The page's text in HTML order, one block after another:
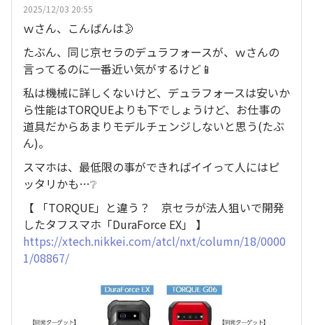
2025/12/03 20:55
ｗさん、こんばんは🌛
たぶん、同じ京セラのデュラフォースが、ｗさんの
言ってるのに一番近い気がするけど📱
私は機械に詳しくないけど、デュラフォースは安いか
ら性能はTORQUEよりも下でしょうけど、お仕事の
道具だからあまりモデルチェンジしないと思う(たぶ
ん)。
スマホは、最低限の事ができればイイって人にはピ
ッタリかも…❔️
【 「TORQUE」と違う？ 京セラが法人狙いで開発
したタフスマホ「DuraForce EX」 】
https://xtech.nikkei.com/atcl/nxt/column/18/0000
1/08867/